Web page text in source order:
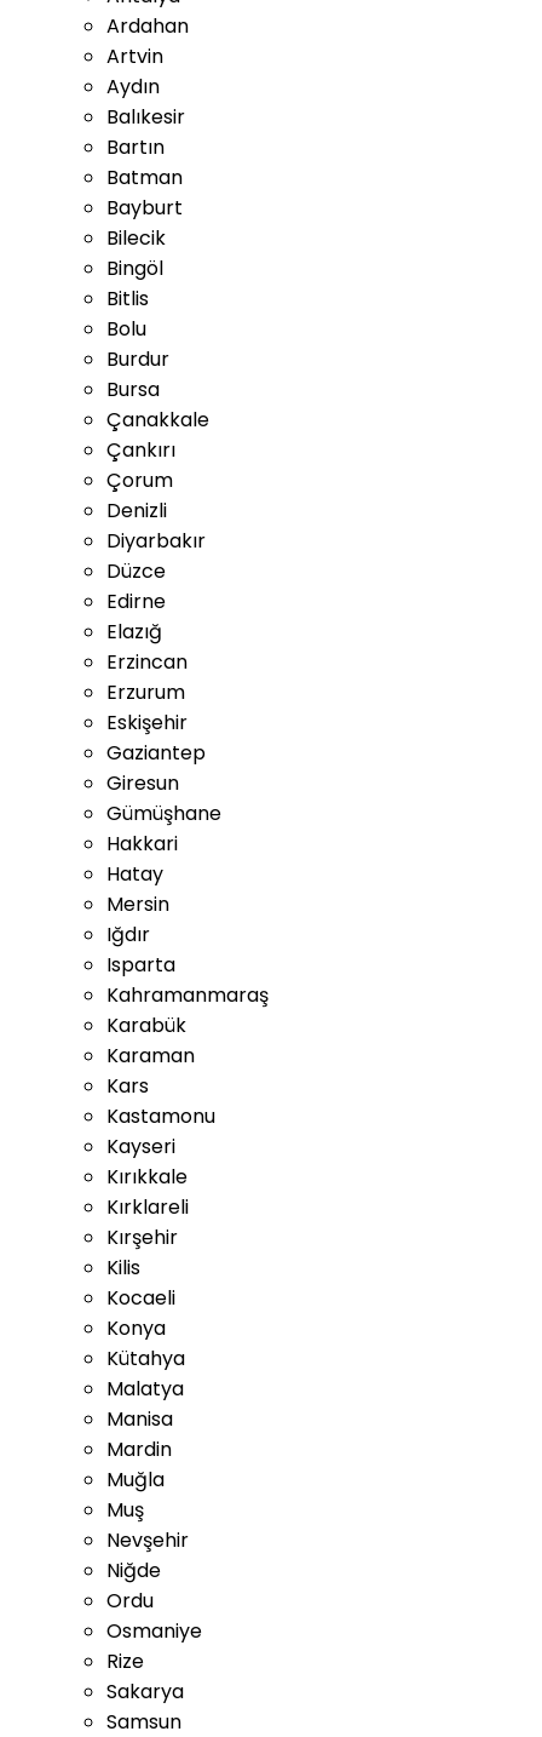
Ardahan
Artvin
Aydın
Balıkesir
Bartın
Batman
Bayburt
Bilecik
Bingöl
Bitlis
Bolu
Burdur
Bursa
Çanakkale
Çankırı
Çorum
Denizli
Diyarbakır
Düzce
Edirne
Elazığ
Erzincan
Erzurum
Eskişehir
Gaziantep
Giresun
Gümüşhane
Hakkari
Hatay
Mersin
Iğdır
Isparta
Kahramanmaraş
Karabük
Karaman
Kars
Kastamonu
Kayseri
Kırıkkale
Kırklareli
Kırşehir
Kilis
Kocaeli
Konya
Kütahya
Malatya
Manisa
Mardin
Muğla
Muş
Nevşehir
Niğde
Ordu
Osmaniye
Rize
Sakarya
Samsun